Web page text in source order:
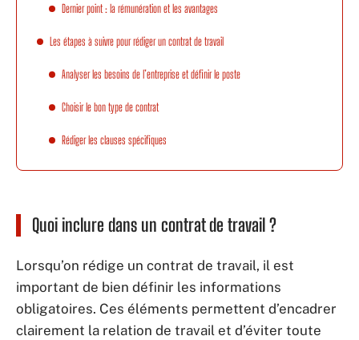
Dernier point : la rémunération et les avantages
Les étapes à suivre pour rédiger un contrat de travail
Analyser les besoins de l’entreprise et définir le poste
Choisir le bon type de contrat
Rédiger les clauses spécifiques
Quoi inclure dans un contrat de travail ?
Lorsqu’on rédige un contrat de travail, il est
important de bien définir les informations
obligatoires. Ces éléments permettent d’encadrer
clairement la relation de travail et d’éviter toute